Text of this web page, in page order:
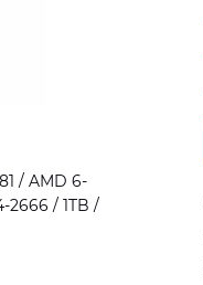
/ AMD 6-
2666 / 1TB /